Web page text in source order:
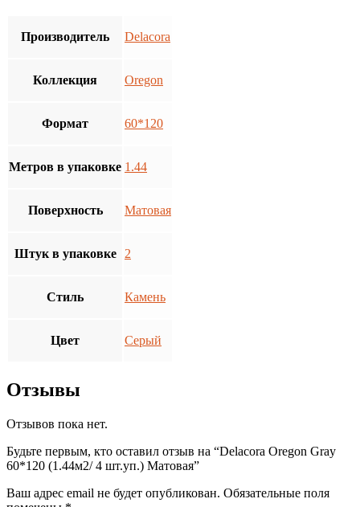
Производитель Delacora
Коллекция Oregon
Формат 60*120
Метров в упаковке 1.44
Поверхность Матовая
Штук в упаковке 2
Стиль Камень
Цвет Серый
Отзывы
Отзывов пока нет.
Будьте первым, кто оставил отзыв на “Delacora Oregon Gray
60*120 (1.44м2/ 4 шт.уп.) Матовая”
Ваш адрес email не будет опубликован. Обязательные поля